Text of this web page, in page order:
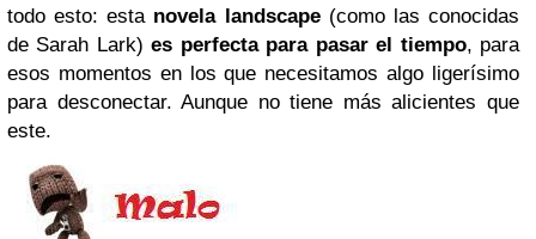
todo esto: esta novela landscape(como las conocidas
de Sarah Lark)es perfecta para pasar el tiempo, para
esos momentos en los que necesitamos algo ligerísimo
para desconectar. Aunque no tiene más alicientes que
este.